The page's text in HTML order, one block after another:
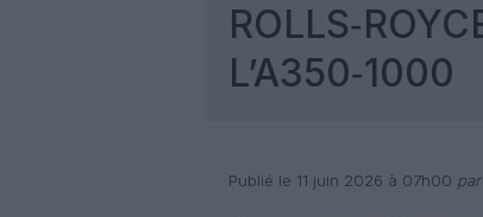
L’A350‑1000
Publié le 11 juin 2026 à 07h00